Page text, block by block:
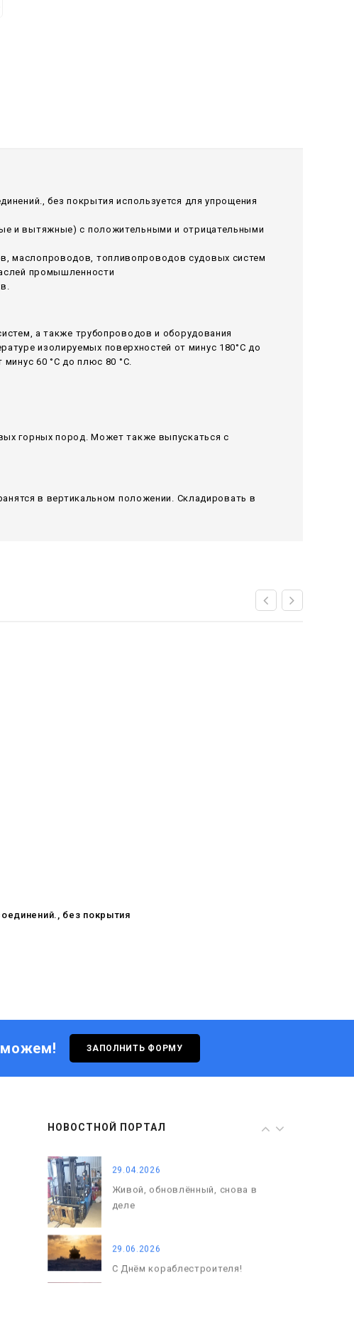
без покрытия используется для упрощения
и вытяжные) с положительными и отрицательными
маслопроводов, топливопроводов судовых систем
промышленности
а также трубопроводов и оборудования
изолируемых поверхностей от минус 180°С до
60 °С до плюс 80 °С.
горных пород. Может также выпускаться с
в вертикальном положении. Складировать в
без покрытия
ЗАПОЛНИТЬ ФОРМУ
НОВОСТНОЙ ПОРТАЛ
08.05.2026
С Днём кораблестроителя!
С Днём Победы. Память, которая
29.04.2026
Живой, обновлённый, снова в
деле
29.06.2026
С Днём кораблестроителя!